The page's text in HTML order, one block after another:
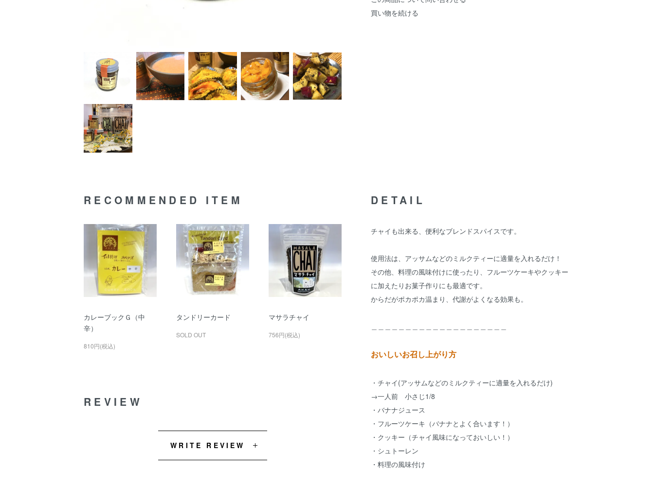
買い物を続ける
DETAIL
チャイも出来る、便利なブレンドスパイスです。
使用法は、アッサムなどのミルクティーに適量を入れるだけ！
その他、料理の風味付けに使ったり、フルーツケーキやクッキー
に加えたりお菓子作りにも最適です。
からだがポカポカ温まり、代謝がよくなる効果も。
おいしいお召し上がり方
・チャイ(アッサムなどのミルクティーに適量を入れるだけ)
→一人前 小さじ1/8
・バナナジュース
・フルーツケーキ（バナナとよく合います！）
・クッキー（チャイ風味になっておいしい！）
・シュトーレン
・料理の風味付け
RECOMMENDED ITEM
カレーブックＧ（中
辛）
810円(税込)
タンドリーカード
SOLD OUT
マサラチャイ
756円(税込)
REVIEW
WRITE REVIEW